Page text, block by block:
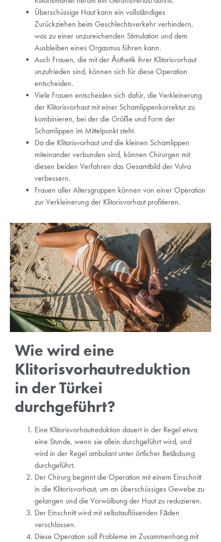
Überschüssige Haut kann ein vollständiges
Zurückziehen beim Geschlechtsverkehr verhindern,
was zu einer unzureichenden Stimulation und dem
Ausbleiben eines Orgasmus führen kann.
Auch Frauen, die mit der Ästhetik ihrer Klitorisvorhaut
unzufrieden sind, können sich für diese Operation
entscheiden.
Viele Frauen entscheiden sich dafür, die Verkleinerung
der Klitorisvorhaut mit einer Schamlippenkorrektur zu
kombinieren, bei der die Größe und Form der
Schamlippen im Mittelpunkt steht.
Da die Klitorisvorhaut und die kleinen Schamlippen
miteinander verbunden sind, können Chirurgen mit
diesen beiden Verfahren das Gesamtbild der Vulva
verbessern.
Frauen aller Altersgruppen können von einer Operation
zur Verkleinerung der Klitorisvorhaut profitieren.
Wie wird eine
Klitorisvorhautreduktion
in der Türkei
durchgeführt?
Eine Klitorisvorhautreduktion dauert in der Regel etwa
eine Stunde, wenn sie allein durchgeführt wird, und
wird in der Regel ambulant unter örtlicher Betäubung
durchgeführt.
Der Chirurg beginnt die Operation mit einem Einschnitt
in die Klitorisvorhaut, um an überschüssiges Gewebe zu
gelangen und die Vorwölbung der Haut zu reduzieren.
Der Einschnitt wird mit selbstauflösenden Fäden
verschlossen.
Diese Operation soll Probleme im Zusammenhang mit